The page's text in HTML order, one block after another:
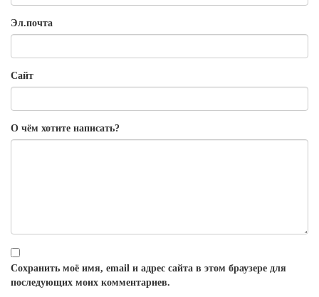
Эл.почта
Сайт
О чём хотите написать?
Сохранить моё имя, email и адрес сайта в этом браузере для
последующих моих комментариев.